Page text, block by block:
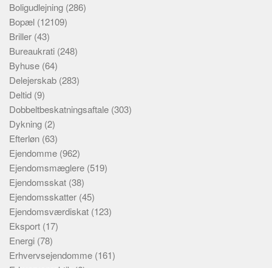
Boligudlejning (286)
Bopæl (12109)
Briller (43)
Bureaukrati (248)
Byhuse (64)
Delejerskab (283)
Deltid (9)
Dobbeltbeskatningsaftale (303)
Dykning (2)
Efterløn (63)
Ejendomme (962)
Ejendomsmæglere (519)
Ejendomsskat (38)
Ejendomsskatter (45)
Ejendomsværdiskat (123)
Eksport (17)
Energi (78)
Erhvervsejendomme (161)